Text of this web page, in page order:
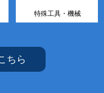
特殊工具・機械
ちら